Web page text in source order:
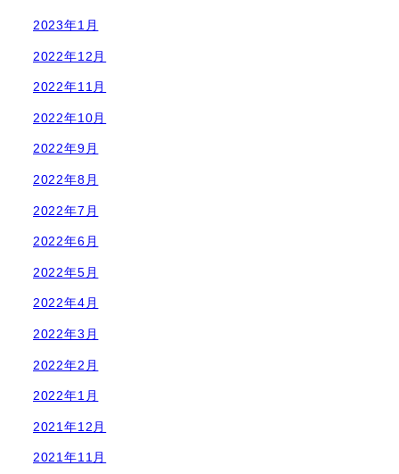
2023年1月
2022年12月
2022年11月
2022年10月
2022年9月
2022年8月
2022年7月
2022年6月
2022年5月
2022年4月
2022年3月
2022年2月
2022年1月
2021年12月
2021年11月